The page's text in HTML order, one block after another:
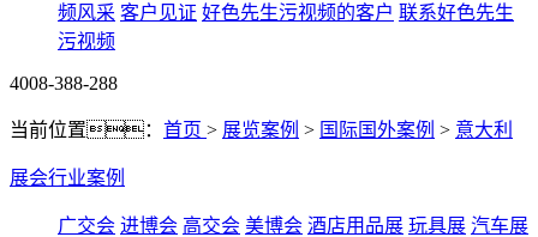
频风采 客户见证 好色先生污视频的客户 联系好色先生
污视频
4008-388-288
当前位置： 首页 > 展览案例 > 国际国外案例 > 意大利
展会行业案例
广交会 进博会 高交会 美博会 酒店用品展 玩具展 汽车展